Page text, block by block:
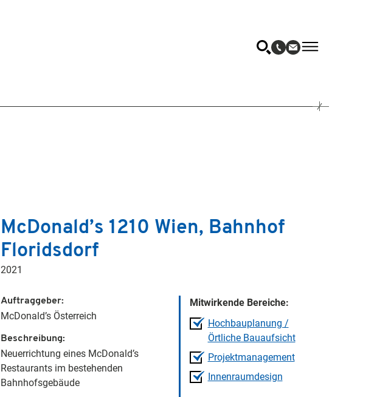
McDonald’s 1210 Wien, Bahnhof
Floridsdorf
2021
Auftraggeber
McDonald’s Österreich
Beschreibung
Neuerrichtung eines McDonald’s
Restaurants im bestehenden
Bahnhofsgebäude
Mitwirkende Bereiche:
Hochbauplanung /
Örtliche Bauaufsicht
Projektmanagement
Innenraumdesign